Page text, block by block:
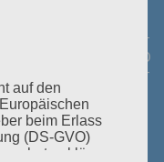
08:30 - 13:30 Uhr
08:00
08:00 - 14:00 Uhr
auf den
beim Erlass
(DS-GVO)